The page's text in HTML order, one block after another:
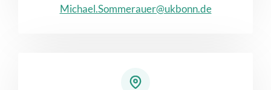
Michael.Sommerauer@ukbonn.de